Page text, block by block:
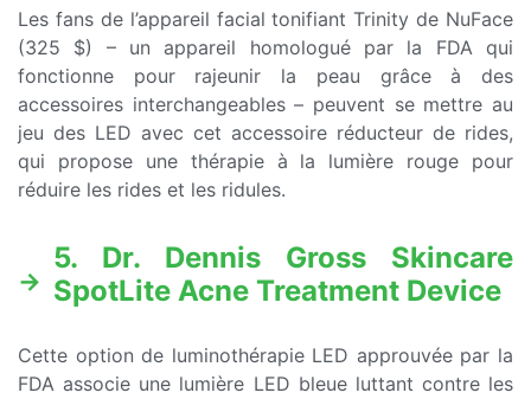
Les fans de l’appareil facial tonifiant Trinity de NuFace
(325 $) – un appareil homologué par la FDA qui
fonctionne pour rajeunir la peau grâce à des
accessoires interchangeables – peuvent se mettre au
jeu des LED avec cet accessoire réducteur de rides,
qui propose une thérapie à la lumière rouge pour
réduire les rides et les ridules.
5. Dr. Dennis Gross Skincare
SpotLite Acne Treatment Device
Cette option de luminothérapie LED approuvée par la
FDA associe une lumière LED bleue luttant contre les